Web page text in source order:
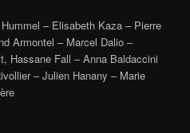
– Elisabeth Kaza – Pierre
Armontel – Marcel Dalio –
Hassane Fall – Anna Baldaccini
– Julien Hanany – Marie